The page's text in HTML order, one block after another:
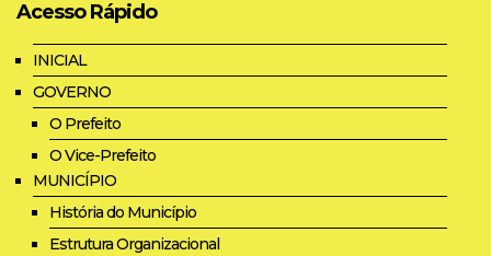
Acesso Rápido
INICIAL
GOVERNO
O Prefeito
O Vice-Prefeito
MUNICÍPIO
História do Município
Estrutura Organizacional